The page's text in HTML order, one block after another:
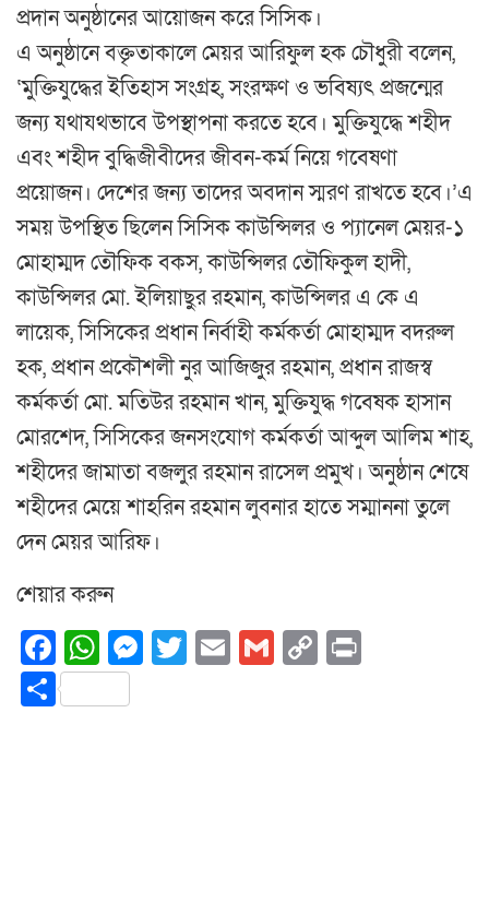
প্রদান অনুষ্ঠানের আয়োজন করে সিসিক।
এ অনুষ্ঠানে বক্তৃতাকালে মেয়র আরিফুল হক চৌধুরী বলেন,
‘মুক্তিযুদ্ধের ইতিহাস সংগ্রহ, সংরক্ষণ ও ভবিষ্যৎ প্রজন্মের
জন্য যথাযথভাবে উপস্থাপনা করতে হবে। মুক্তিযুদ্ধে শহীদ
এবং শহীদ বুদ্ধিজীবীদের জীবন-কর্ম নিয়ে গবেষণা
প্রয়োজন। দেশের জন্য তাদের অবদান স্মরণ রাখতে হবে।’এ
সময় উপস্থিত ছিলেন সিসিক কাউন্সিলর ও প্যানেল মেয়র-১
মোহাম্মদ তৌফিক বকস, কাউন্সিলর তৌফিকুল হাদী,
কাউন্সিলর মো. ইলিয়াছুর রহমান, কাউন্সিলর এ কে এ
লায়েক, সিসিকের প্রধান নির্বাহী কর্মকর্তা মোহাম্মদ বদরুল
হক, প্রধান প্রকৌশলী নুর আজিজুর রহমান, প্রধান রাজস্ব
কর্মকর্তা মো. মতিউর রহমান খান, মুক্তিযুদ্ধ গবেষক হাসান
মোরশেদ, সিসিকের জনসংযোগ কর্মকর্তা আব্দুল আলিম শাহ,
শহীদের জামাতা বজলুর রহমান রাসেল প্রমুখ। অনুষ্ঠান শেষে
শহীদের মেয়ে শাহরিন রহমান লুবনার হাতে সম্মাননা তুলে
দেন মেয়র আরিফ।
শেয়ার করুন
Facebook
WhatsApp
Messenger
Twitter
EmailGmail
Copy
Share